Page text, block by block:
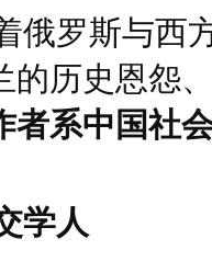
俄罗斯与西
的历史恩怨
者系中国社
学人